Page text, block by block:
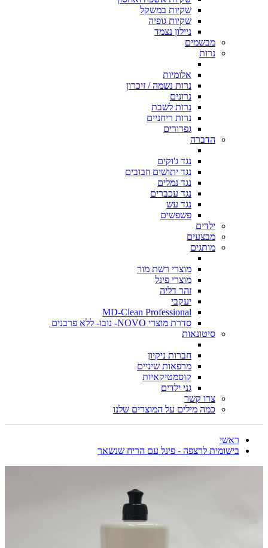
שקיות במשקל
שקיות גופיה
ניילון נצמד
מבשמים
נרות
אלומיות
נרות נשמה / זיכרון
נרונים
נרות לשבת
נרות ריחניים
גפרורים
הדברה
נגד ג'וקים
נגד יתושים וזבובים
נגד נמלים
נגד עכברים
נגד עש
פשפשים
ילדים
מבצעים
מותגים
מוצרי רשת מור
מוצרי פינל
זהר דליה
יעקבי
MD-Clean Professional
סדרת מוצרי NOVO- נובו- ללא פרבנים
סיטונאות
חברות ניקיון
מרפאות שיניים
קוסמטיקאיות
גני ילדים
צרו קשר
כמה מילים על המוצרים שלנו
ראשי
בישומית לרצפה - פינל עם הריח שנשאר